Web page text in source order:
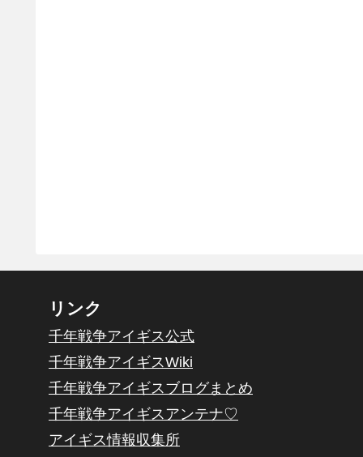
リンク
千年戦争アイギス公式
千年戦争アイギスWiki
千年戦争アイギスブログまとめ
千年戦争アイギスアンテナ♡
アイギス情報収集所